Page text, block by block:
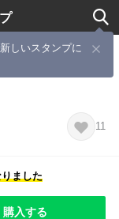
しいスタンプに
✨キラキラ♬釣
11
ました
購入する